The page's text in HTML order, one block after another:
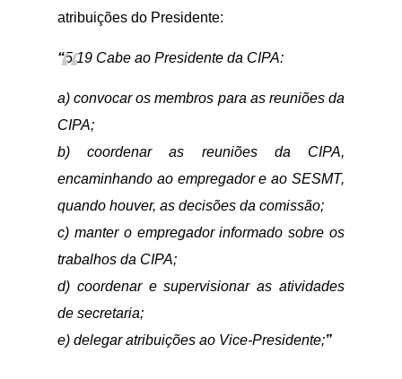
atribuições do Presidente:
“5.19 Cabe ao Presidente da CIPA:
a) convocar os membros para as reuniões da
CIPA;
b) coordenar as reuniões da CIPA,
encaminhando ao empregador e ao SESMT,
quando houver, as decisões da comissão;
c) manter o empregador informado sobre os
trabalhos da CIPA;
d) coordenar e supervisionar as atividades
de secretaria;
e) delegar atribuições ao Vice-Presidente;”